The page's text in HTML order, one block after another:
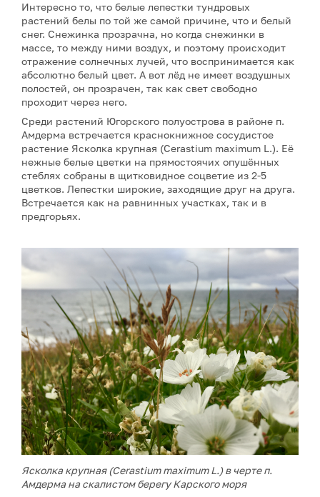
Интересно то, что белые лепестки тундровых
растений белы по той же самой причине, что и белый
снег. Снежинка прозрачна, но когда снежинки в
массе, то между ними воздух, и поэтому происходит
отражение солнечных лучей, что воспринимается как
абсолютно белый цвет. А вот лёд не имеет воздушных
полостей, он прозрачен, так как свет свободно
проходит через него.
Среди растений Югорского полуострова в районе п.
Амдерма встречается краснокнижное сосудистое
растение Ясколка крупная (Cerastium maximum L.). Её
нежные белые цветки на прямостоячих опушённых
стеблях собраны в щитковидное соцветие из 2-5
цветков. Лепестки широкие, заходящие друг на друга.
Встречается как на равнинных участках, так и в
предгорьях.
Ясколка крупная (Cerastium maximum L.) в черте п.
Амдерма на скалистом берегу Карского моря